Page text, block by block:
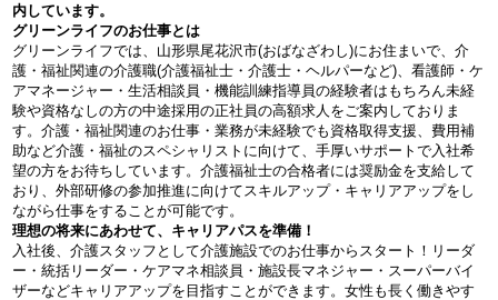
内しています。
グリーンライフのお仕事とは
グリーンライフでは、山形県尾花沢市(おばなざわし)にお住まいで、介
護・福祉関連の介護職(介護福祉士・介護士・ヘルパーなど)、看護師・ケ
アマネージャー・生活相談員・機能訓練指導員の経験者はもちろん未経
験や資格なしの方の中途採用の正社員の高額求人をご案内しておりま
す。介護・福祉関連のお仕事・業務が未経験でも資格取得支援、費用補
助など介護・福祉のスペシャリストに向けて、手厚いサポートで入社希
望の方をお待ちしています。介護福祉士の合格者には奨励金を支給して
おり、外部研修の参加推進に向けてスキルアップ・キャリアアップをし
ながら仕事をすることが可能です。
理想の将来にあわせて、キャリアパスを準備！
入社後、介護スタッフとして介護施設でのお仕事からスタート！リーダ
ー・統括リーダー・ケアマネ相談員・施設長マネジャー・スーパーバイ
ザーなどキャリアアップを目指すことができます。女性も長く働きやす